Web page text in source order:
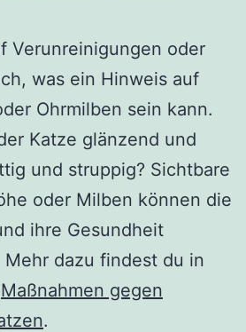
Verunreinigungen oder
was ein Hinweis auf
Ohrmilben sein kann.
Katze glänzend und
und struppig? Sichtbare
oder Milben können die
ihre Gesundheit
dazu findest du in
Maßnahmen gegen
.